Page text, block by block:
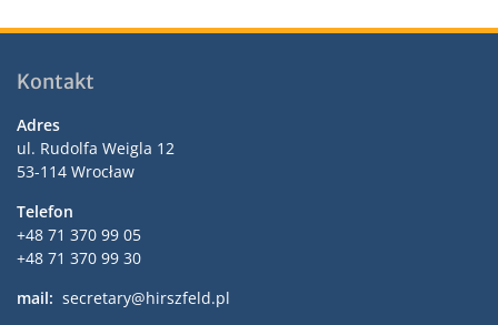
Kontakt
Adres
ul. Rudolfa Weigla 12
53-114 Wrocław
Telefon
+48 71 370 99 05
+48 71 370 99 30
mail: secretary@hirszfeld.pl